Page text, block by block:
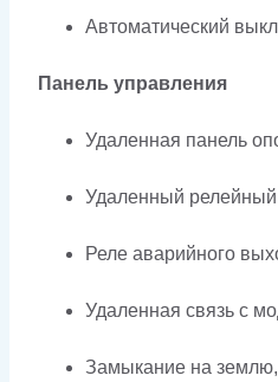
Автоматический
Панель управления
Удаленная панель
Удаленный
Реле аварийного
Удаленная связь с
Замыкание на